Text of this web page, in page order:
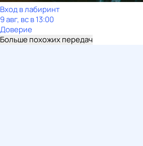
Вход в лабиринт
9 авг, вс в 13:00
Доверие
Больше похожих передач